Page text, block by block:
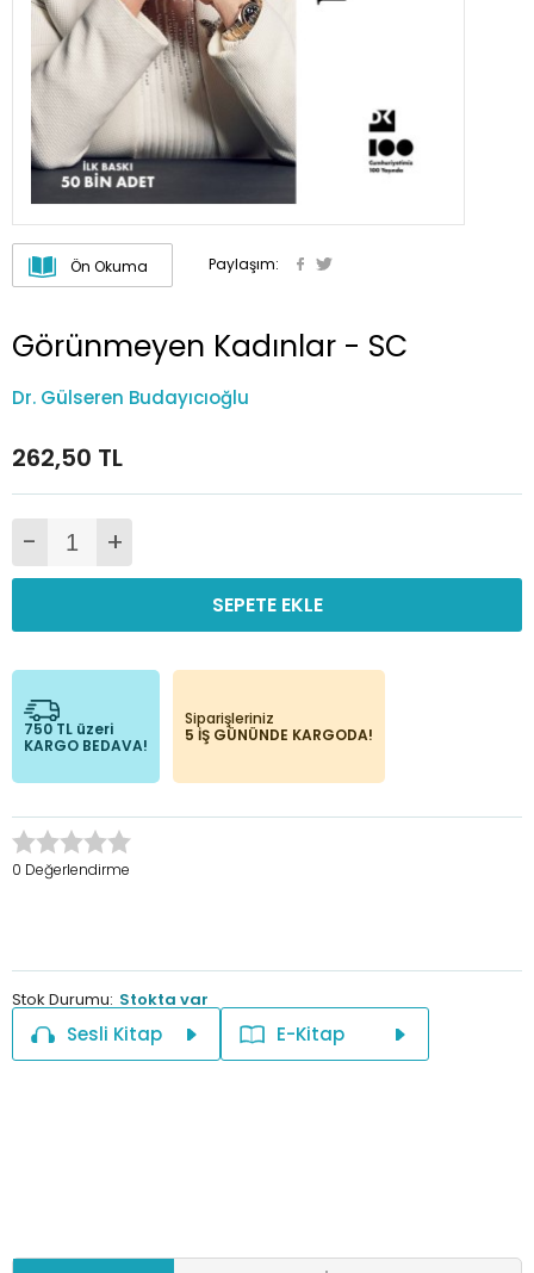
Ön Okuma Paylaşım:
Görünmeyen Kadınlar - SC
Dr. Gülseren Budayıcıoğlu
262,50 TL
- +
SEPETE EKLE
750 TL üzeri
KARGO BEDAVA!
Siparişleriniz
5 İŞ GÜNÜNDE KARGODA!
0 Değerlendirme
Stok Durumu: Stokta var
Sesli Kitap E-Kitap